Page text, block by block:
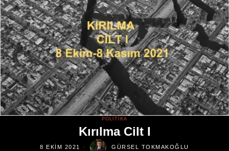
POLITIKA
Kırılma Cilt I
8 EKIM 2021 GÜRSEL TOKMAKOĞLU